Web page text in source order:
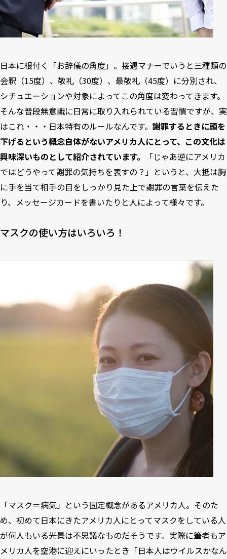
日本に根付く「お辞儀の角度」。接遇マナーでいうと三種類の
会釈（15度）、敬礼（30度）、最敬礼（45度）に分別され、
シチュエーションや対象によってこの角度は変わってきます。
そんな普段無意識に日常に取り入れられている習慣ですが、実
はこれ・・・日本特有のルールなんです。 謝罪するときに頭を
下げるという概念自体がないアメリカ人にとって、この文化は
興味深いものとして紹介されています。
「じゃあ逆にアメリカ
ではどうやって謝罪の気持ちを表すの？」というと、大抵は胸
に手を当て相手の目をしっかり見た上で謝罪の言葉を伝えた
り、メッセージカードを書いたりと人によって様々です。
マスクの使い方はいろいろ！
「マスク＝病気」という固定概念があるアメリカ人。そのた
め、初めて日本にきたアメリカ人にとってマスクをしている人
が何人もいる光景は不思議なものだそうです。実際に筆者もア
メリカ人を空港に迎えにいったとき「日本人はウイルスかなん